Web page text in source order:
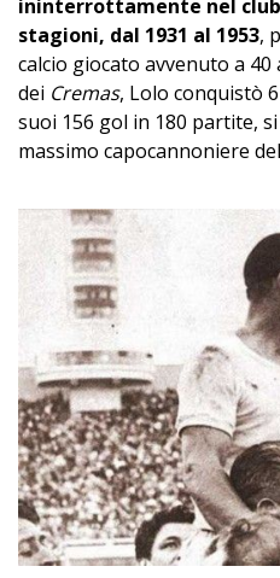
ininterrottamente nel
stagioni, dal 1931 al 1953,
calcio giocato avvenuto a 40
dei Cremas, Lolo conquistò
suoi 156 gol in 180 partite,
massimo capocannoniere